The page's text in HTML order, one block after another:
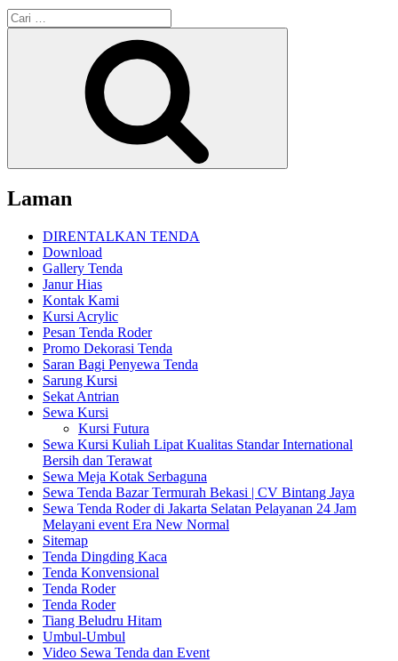
Pencarian
untuk:
Laman
DIRENTALKAN TENDA
Download
Gallery Tenda
Janur Hias
Kontak Kami
Kursi Acrylic
Pesan Tenda Roder
Promo Dekorasi Tenda
Saran Bagi Penyewa Tenda
Sarung Kursi
Sekat Antrian
Sewa Kursi
Kursi Futura
Sewa Kursi Kuliah Lipat Kualitas Standar International
Bersih dan Terawat
Sewa Meja Kotak Serbaguna
Sewa Tenda Bazar Termurah Bekasi | CV Bintang Jaya
Sewa Tenda Roder di Jakarta Selatan Pelayanan 24 Jam
Melayani event Era New Normal
Sitemap
Tenda Dingding Kaca
Tenda Konvensional
Tenda Roder
Tenda Roder
Tiang Beludru Hitam
Umbul-Umbul
Video Sewa Tenda dan Event